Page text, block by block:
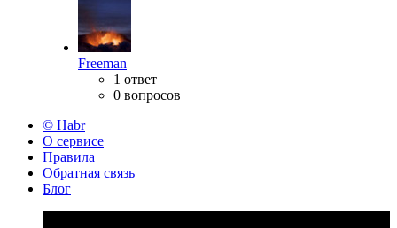
Freeman
1 ответ
0 вопросов
© Habr
О сервисе
Правила
Обратная связь
Блог